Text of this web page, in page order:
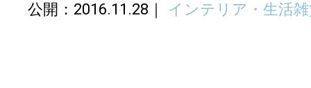
公開：2016.11.28 インテリア・生活